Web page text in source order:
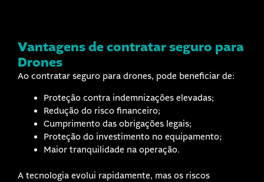
Vantagens de contratarseguro para
Drones
Ao contratar seguro para drones, pode beneficiar de:
Proteção contra indemnizações elevadas;
Redução do risco financeiro;
Cumprimento das obrigações legais;
Proteção do investimento no equipamento;
Maior tranquilidade na operação.
A tecnologia evolui rapidamente, mas os riscos